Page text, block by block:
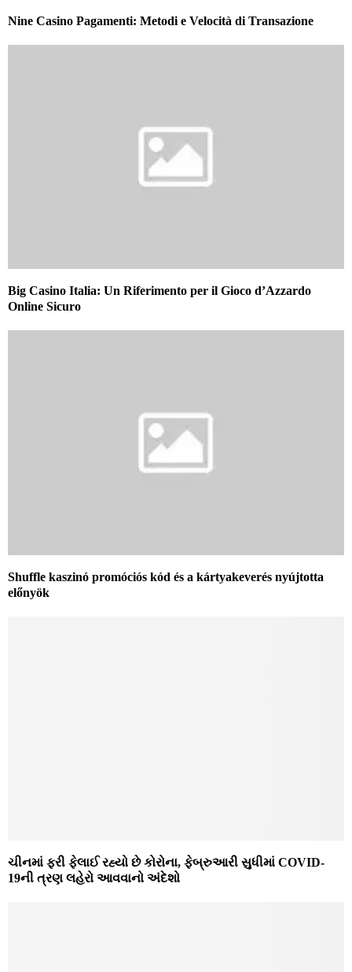
Nine Casino Pagamenti: Metodi e Velocità di Transazione
Big Casino Italia: Un Riferimento per il Gioco d’Azzardo
Online Sicuro
Shuffle kaszinó promóciós kód és a kártyakeverés nyújtotta
előnyök
ચીનમાં ફરી ફેલાઈ રહ્યો છે કોરોના, ફેબ્રુઆરી સુધીમાં COVID-
19ની ત્રણ લહેરો આવવાનો અંદેશો